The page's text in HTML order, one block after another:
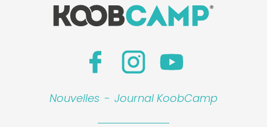
Nouvelles - Journal KoobCamp